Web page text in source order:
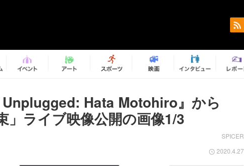
Hata Motohiro』から
」ライブ映像公開の画像1/3
SPICER
2020.4.27